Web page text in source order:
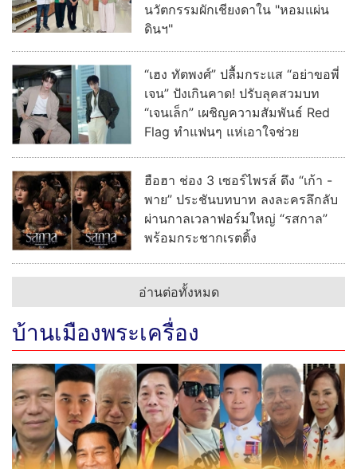
นวัตกรรมผักเชียงดาใน "หอมแผ่น
ดินฯ"
“เฮง ทัตพงศ์” ปลื้มกระแส “อย่าขอพี่
เจน” ปังเกินคาด! ปรับลุคสวมบท
“เจนเล็ก” เผชิญความสัมพันธ์ Red
Flag ทำแฟนๆ แห่เอาใจช่วย
ฮือฮา ช่อง 3 เซอร์ไพรส์ ดึง “เก้า -
พาย” ประชันบทบาท ลงละครลึกลับ
ผ่านกาลเวลาฟอร์มใหญ่ “รสกาล”
พร้อมกระชากเรตติ้ง
อ่านต่อทั้งหมด
บ้านเมืองพระเครื่อง